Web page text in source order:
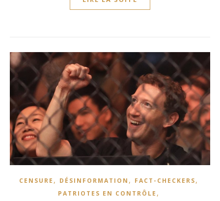
CENSURE , DÉSINFORMATION , FACT-CHECKERS,
PATRIOTES EN CONTRÔLE ,